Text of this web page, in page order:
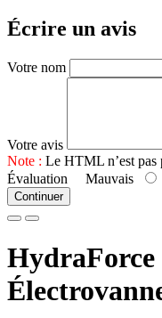
Écrire un avis
Votre nom
Votre avis
Note : Le HTML n’est pas
Évaluation Mauvais
Continuer
HydraForce